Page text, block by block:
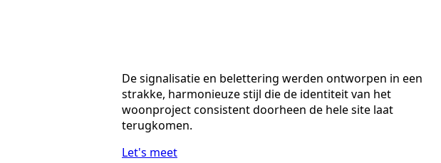
De signalisatie en belettering werden ontworpen in een
strakke, harmonieuze stijl die de identiteit van het
woonproject consistent doorheen de hele site laat
terugkomen.
Let's meet